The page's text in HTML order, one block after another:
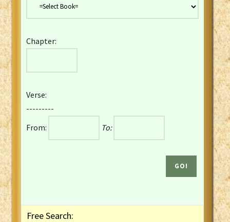
English YLT 1898 Bible
French Darby Bible
French Louis Segond Bible
Gaelic (Manx) Selections
Gaelic (Scottish) Mark
Chapter:
Verse:
---------
From:
To:
Free Search: